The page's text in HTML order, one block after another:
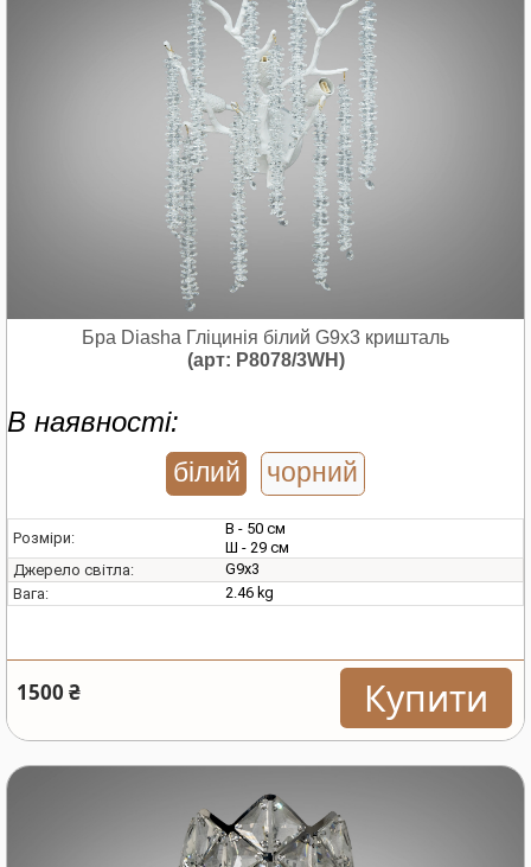
Бра Diasha Гліцинія білий G9x3 кришталь
(арт: P8078/3WH)
В наявності:
білий чорний
Розміри:
В - 50 см
Ш - 29 см
Джерело світла:
G9х3
Вага:
2.46 kg
1500 ₴ Купити